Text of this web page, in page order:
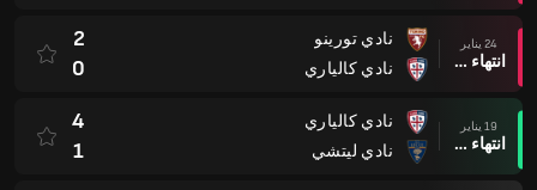
24 يناير
انتهاء وقت المباراة
نادي تورينو
نادي كالياري
2
0
19 يناير
انتهاء وقت المباراة
نادي كالياري
نادي ليتشي
4
1